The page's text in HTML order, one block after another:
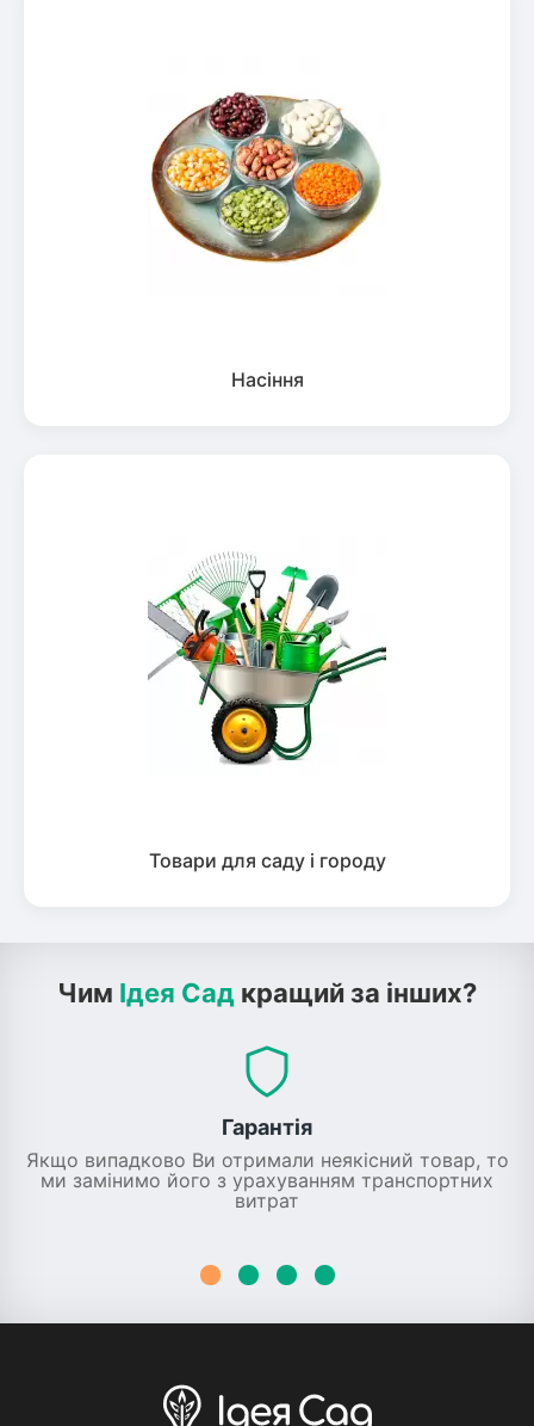
Насіння
Товари для саду і городу
Чим Ідея Сад кращий за інших?
Гарантія
Якщо випадково Ви отримали неякісний товар, то
ми замінимо його з урахуванням транспортних
витрат